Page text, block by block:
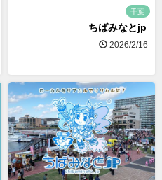
千葉
ちばみなとjp
2026/2/16